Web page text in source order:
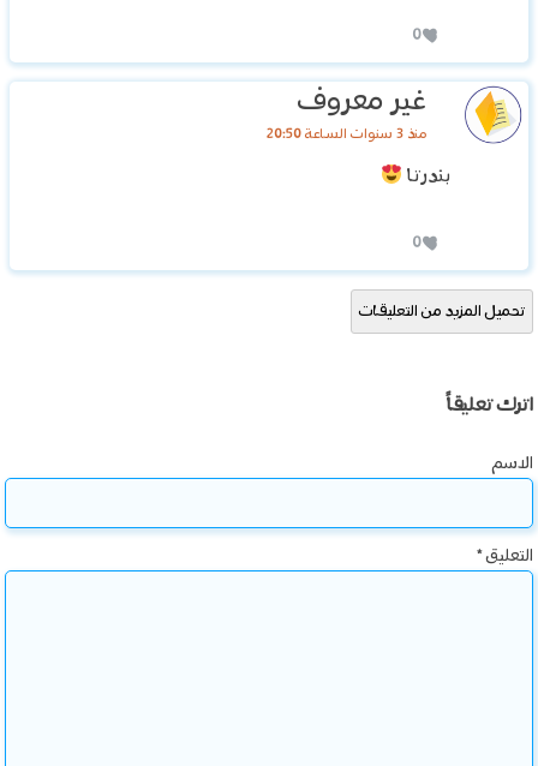
0
غير معروف
منذ 3 سنوات الساعة 20:50
بندرتا
0
تحميل المزيد من التعليقات
اترك تعليقاً
الاسم
التعليق*